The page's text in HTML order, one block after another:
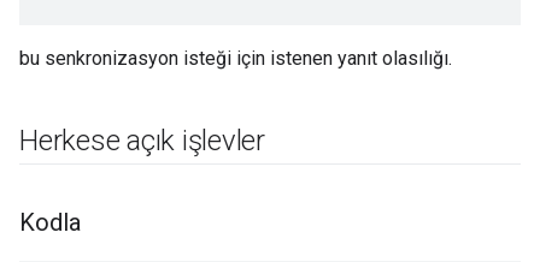
bu senkronizasyon isteği için istenen yanıt olasılığı.
Herkese açık işlevler
Kodla